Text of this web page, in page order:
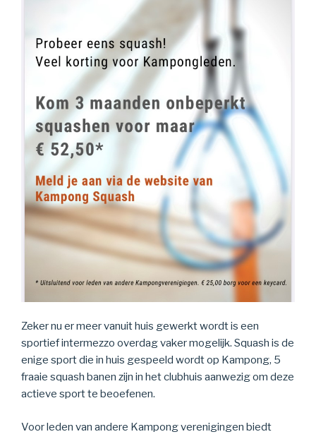
Zeker nu er meer vanuit huis gewerkt wordt is een
sportief intermezzo overdag vaker mogelijk. Squash is de
enige sport die in huis gespeeld wordt op Kampong, 5
fraaie squash banen zijn in het clubhuis aanwezig om deze
actieve sport te beoefenen.
Voor leden van andere Kampong verenigingen biedt